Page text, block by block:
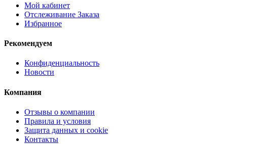
Мой кабинет
Отслеживание Заказа
Избранное
Рекомендуем
Конфиденциальность
Новости
Компания
Отзывы о компании
Правила и условия
Защита данных и cookie
Контакты